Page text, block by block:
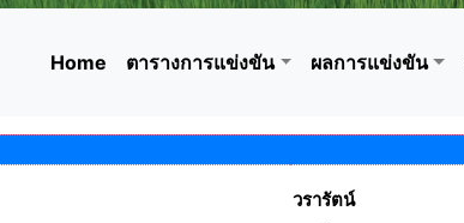
Home ตารางการแข่งขัน ผลการแข่งขัน
วรารัตน์